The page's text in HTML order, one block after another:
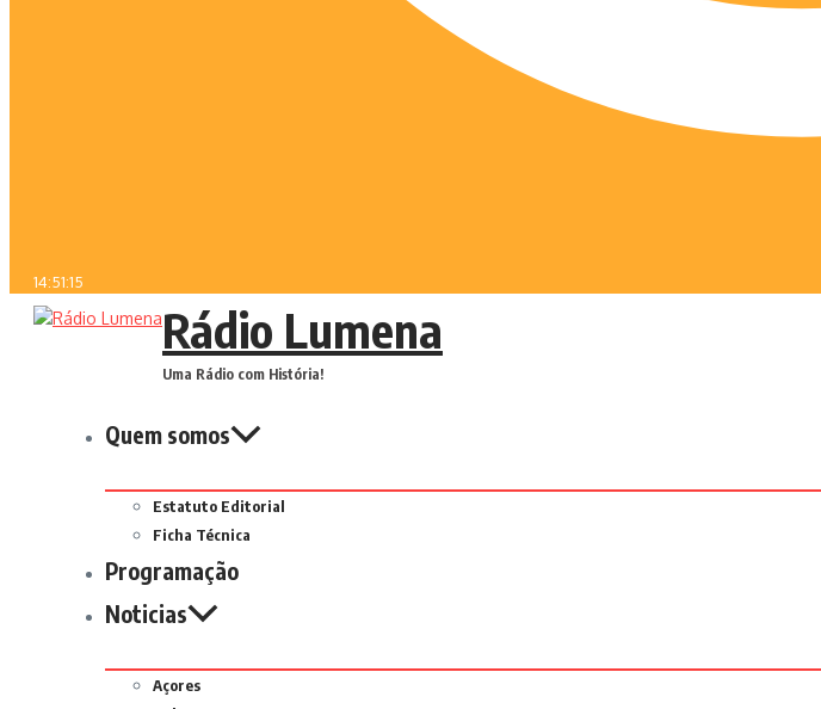
14:51:15
Rádio Lumena
Uma Rádio com História!
Quem somos
Estatuto Editorial
Ficha Técnica
Programação
Noticias
Açores